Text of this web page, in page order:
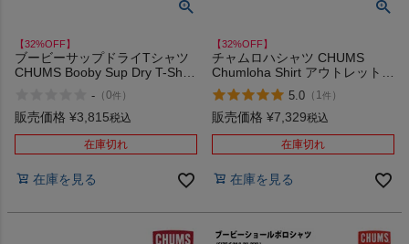
【32%OFF】
ブービーサップドライTシャツ
CHUMS Booby Sup Dry T-Shirt
- （0件 ）
販売価格 ¥3,815税込
在庫切れ
在庫を見る
【32%OFF】
チャムロハシャツ CHUMS
Chumloha Shirt アウトレット
セール
5.0 （ 1件 ）
販売価格 ¥7,329税込
在庫切れ
在庫を見る